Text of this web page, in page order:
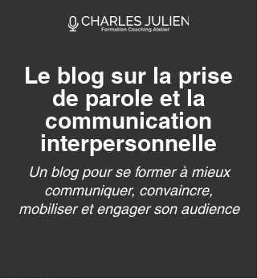
Le blog sur la prise
de parole et la
communication
interpersonnelle
Un blog pour se former à mieux
communiquer, convaincre,
mobiliser et engager son audience